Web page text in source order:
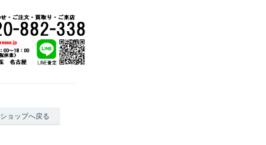
ショップへ戻る